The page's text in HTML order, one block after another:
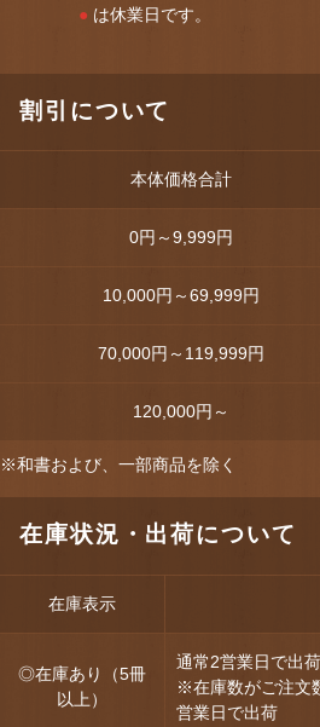
● は休業日です。
割引について
本体価格合計
0円～9,999円
10,000円～69,999円
70,000円～119,999円
120,000円～
※和書および、一部商品を除く
在庫状況・出荷について
在庫表示
◎在庫あり（5冊
以上）
通常2営業日で出荷
※在庫数がご注文
営業日で出荷